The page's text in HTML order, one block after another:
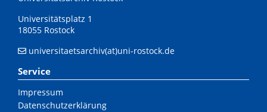
Universitätsplatz 1
18055 Rostock
universitaetsarchiv(at)uni-rostock.de
Service
Impressum
Datenschutzerklärung